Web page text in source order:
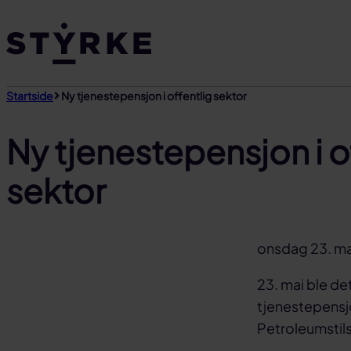
til
innhold
Startside Ny tjenestepensjon i offentlig sektor
Ny tjenestepensjon i
sektor
onsdag 23.
23. mai ble